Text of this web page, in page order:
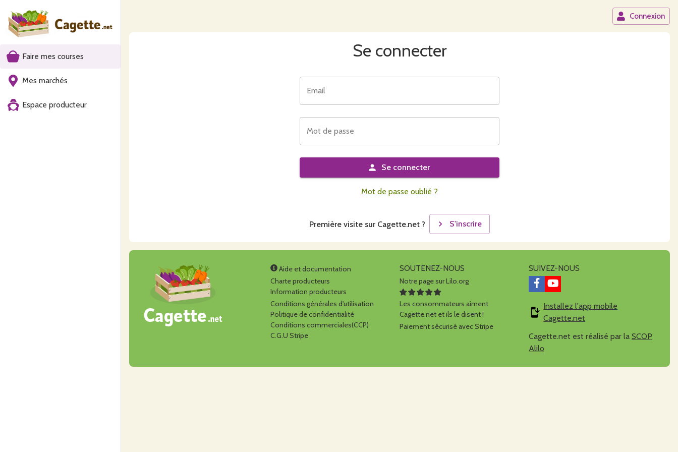
Faire mes courses
Mes marchés
Espace producteur
Connexion
Se connecter
Email
Mot de passe
Se connecter
Mot de passe oublié ?
Première visite sur Cagette.net ? S'inscrire
Aide et documentation
Charte producteurs
Information producteurs
Conditions générales d'utilisation
Politique de confidentialité
Conditions commerciales(CCP)
C.G.U Stripe
SOUTENEZ-NOUS
Notre page sur Lilo.org
Les consommateurs aiment
Cagette.net et ils le disent !
Paiement sécurisé avec Stripe
SUIVEZ-NOUS
Installez l'app mobile
Cagette.net
Cagette.net est réalisé par la SCOP
Alilo